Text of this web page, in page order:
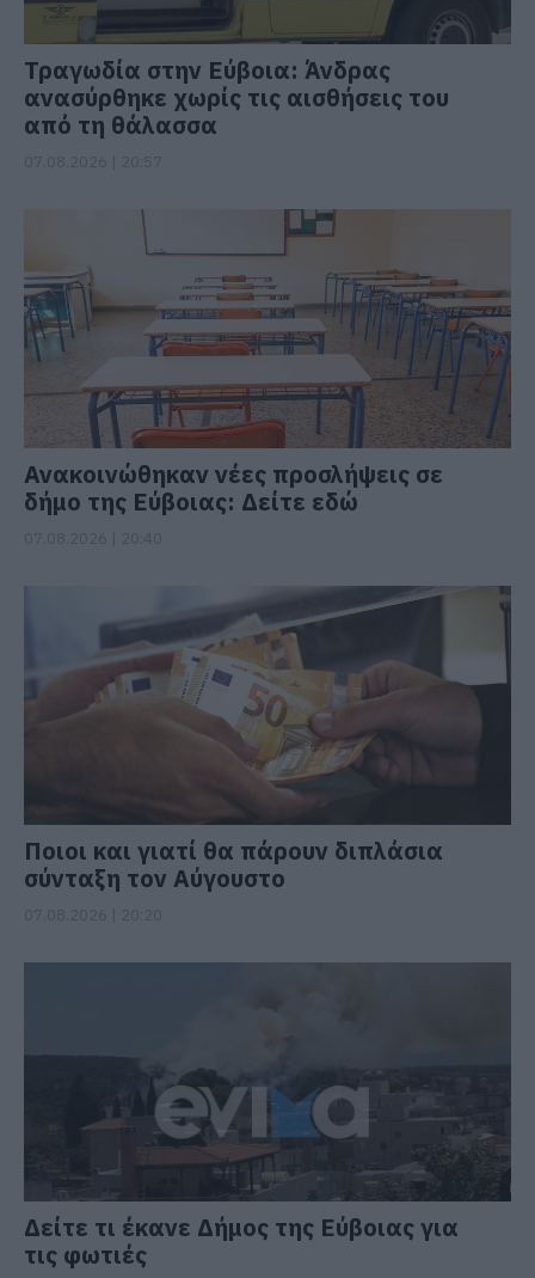
Τραγωδία στην Εύβοια: Άνδρας
ανασύρθηκε χωρίς τις αισθήσεις του
από τη θάλασσα
Ανακοινώθηκαν νέες προσλήψεις σε
δήμο της Εύβοιας: Δείτε εδώ
Ποιοι και γιατί θα πάρουν διπλάσια
σύνταξη τον Αύγουστο
Δείτε τι έκανε Δήμος της Εύβοιας για
τις φωτιές